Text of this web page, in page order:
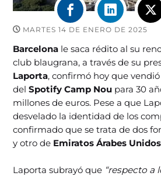
MARTES 14 DE ENERO DE 2025
Barcelona le saca rédito al su
club blaugrana, a través de su
Laporta, confirmó hoy que
delSpotify Camp Nou para 30
millones de euros. Pese a que
desvelado la identidad de los
confirmado que se trata de dos
y otro de Emiratos Árabes Unidos
Laporta subrayó que “respecto a